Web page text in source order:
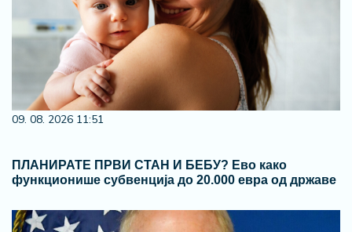
09. 08. 2026 11:51
ПЛАНИРАТЕ ПРВИ СТАН И БЕБУ? Ево како
функционише субвенција до 20.000 евра од државе